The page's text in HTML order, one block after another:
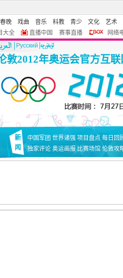
春晚 戏曲 音乐 科教 青少 文化
艺术
大全 直播中国 赛事直播
网络
Pусский
敦2012年奥运会官方互
新
闻
中国军团 世界诸强 项目盘点 每日回
独家评论 奥运画报 比赛场馆 伦敦攻